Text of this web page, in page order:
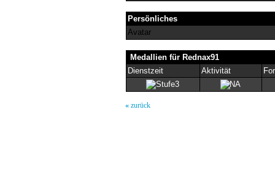
Persönliches
Avatar
Medallien für Rednax91
Dienstzeit
Aktivität
« zurück